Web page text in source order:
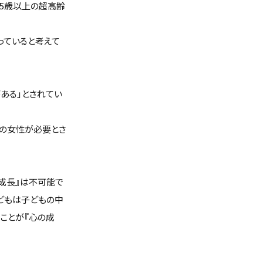
歳以上の超高齢
いると考えて
る」とされてい
女性が必要とさ
長』は不可能で
もは子どもの中
とが『心の成